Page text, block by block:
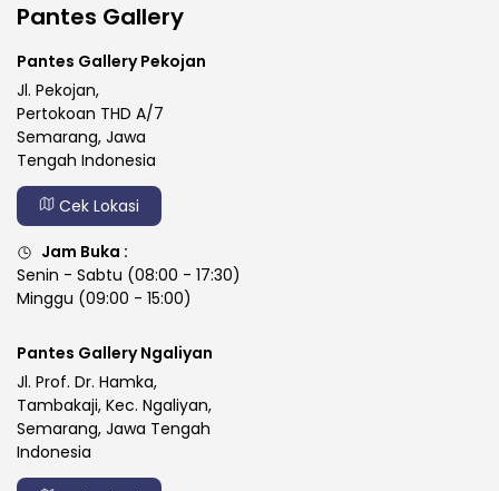
Pantes Gallery
Pantes Gallery Pekojan
Jl. Pekojan,
Pertokoan THD A/7
Semarang, Jawa
Tengah Indonesia
Cek Lokasi
Jam Buka :
Senin - Sabtu (08:00 - 17:30)
Minggu (09:00 - 15:00)
Pantes Gallery Ngaliyan
Jl. Prof. Dr. Hamka,
Tambakaji, Kec. Ngaliyan,
Semarang, Jawa Tengah
Indonesia